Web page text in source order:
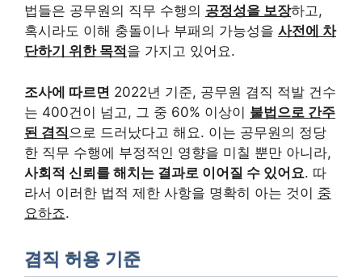
법들은 공무원의 직무 수행의 공정성을 보장하고,
혹시라도 이해 충돌이나 부패의 가능성을 사전에 차
단하기 위한 목적 을 가지고 있어요.
조사에 따르면 2022년 기준, 공무원 겸직 적발 건수
는 400건이 넘고, 그 중 60% 이상이 불법으로 간주
된 겸직 으로 드러났다고 해요. 이는 공무원의 정당
한 직무 수행에 부정적인 영향을 미칠 뿐만 아니라,
사회적 신뢰를 해치는 결과로 이어질 수 있어요. 따
라서 이러한 법적 제한 사항을 명확히 아는 것이 중
요하죠.
겸직 허용 기준